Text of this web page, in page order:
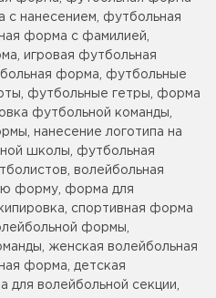
с нанесением, футбольная
форма с фамилией,
игровая футбольная
форма, футбольные
футбольные гетры, форма
футбольной команды,
нанесение логотипа на
школы, футбольная
волейбольная
форму, форма для
спортивная форма
формы,
женская волейбольная
форма, детская
волейбольной секции,